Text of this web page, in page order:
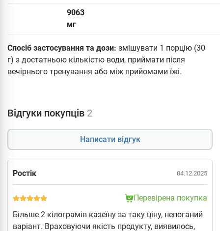
9063
мг
Спосіб застосування та дози: змішувати 1 порцію (30
г) з достатньою кількістю води, приймати після
вечірнього тренування або між прийомами їжі.
Відгуки покупців 2
Написати відгук
Ростік 04.12.2025
Перевірена покупка
Більше 2 кілограмів казеїну за таку ціну, непоганий
варіант. Враховуючи якість продукту, виявилось,